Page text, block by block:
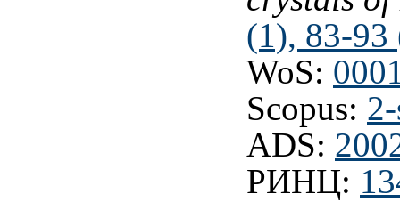
(1), 83-93
WoS:
Scopus:
ADS:
РИНЦ: